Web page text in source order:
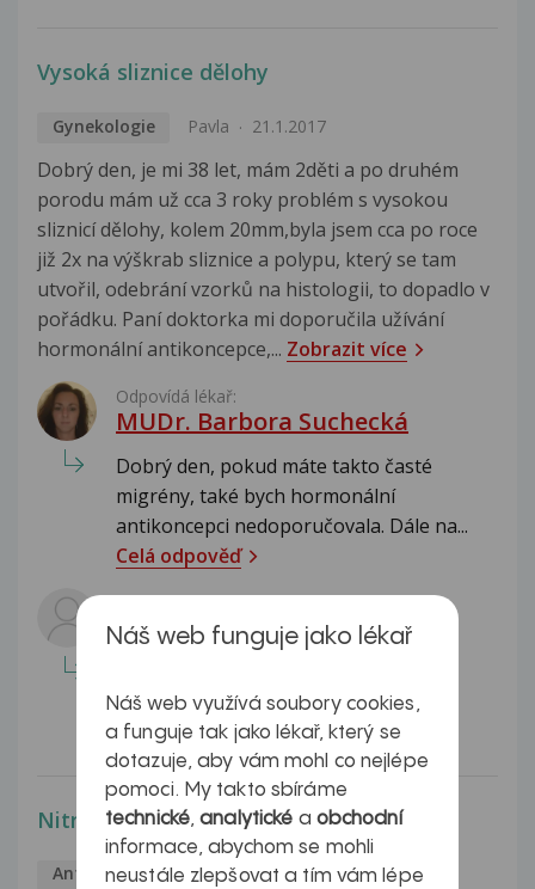
Vysoká sliznice dělohy
Gynekologie Pavla 21.1.2017
Dobrý den, je mi 38 let, mám 2děti a po druhém
porodu mám už cca 3 roky problém s vysokou
sliznicí dělohy, kolem 20mm,byla jsem cca po roce
již 2x na výškrab sliznice a polypu, který se tam
utvořil, odebrání vzorků na histologii, to dopadlo v
pořádku. Paní doktorka mi doporučila užívání
hormonální antikoncepce,... Zobrazit více
Odpovídá lékař:
MUDr. Barbora Suchecká
Dobrý den, pokud máte takto časté
migrény, také bych hormonální
antikoncepci nedoporučovala. Dále na...
Celá odpověď
Odpovídá lékař:
Dobrý den Pavlo, předpokládám, že
netrápí silné krvácení nebo...
Celá odpověď
Nitroděložní tělísko
Antikoncepce Monika 12.11.2016
Náš web funguje jako lékař
Náš web využívá soubory cookies,
a funguje tak jako lékař, který se
dotazuje, aby vám mohl co nejlépe
pomoci. My takto sbíráme
technické,analytické a obchodní
informace, abychom se mohli
neustále zlepšovat a tím vám lépe